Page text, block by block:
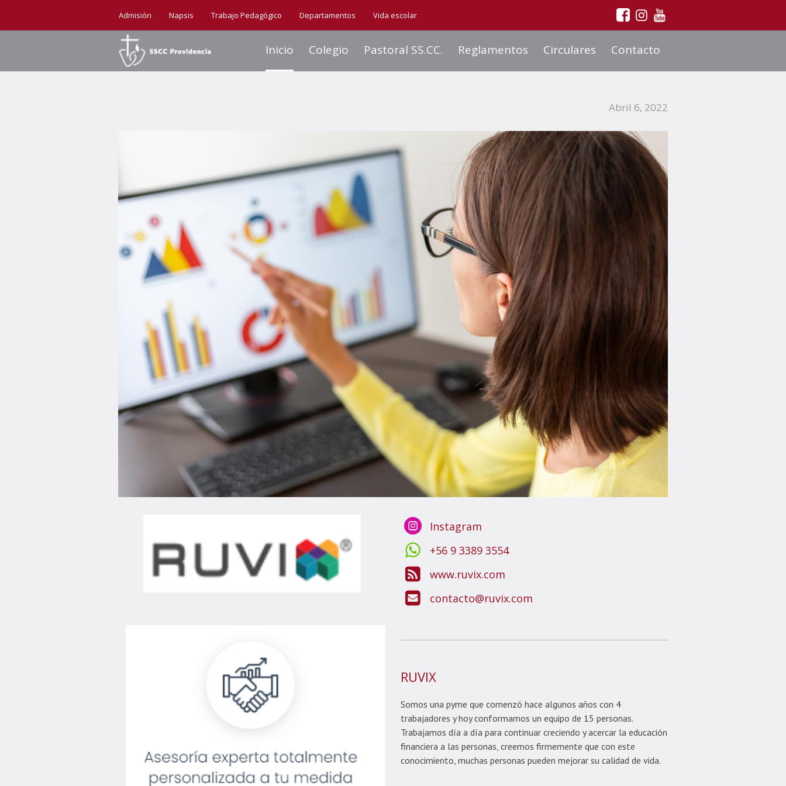
Admisión Napsis Trabajo Pedagógico Departamentos Vida escolar
Inicio Colegio Pastoral SS.CC. Reglamentos Circulares Contacto
Abril 6, 2022
Instagram
+56 9 3389 3554
www.ruvix.com
contacto@ruvix.com
RUVIX
Somos una pyme que comenzó hace algunos años con 4
trabajadores y hoy conformamos un equipo de 15 personas.
Trabajamos día a día para continuar creciendo y acercar la educación
financiera a las personas, creemos firmemente que con este
conocimiento, muchas personas pueden mejorar su calidad de vida.